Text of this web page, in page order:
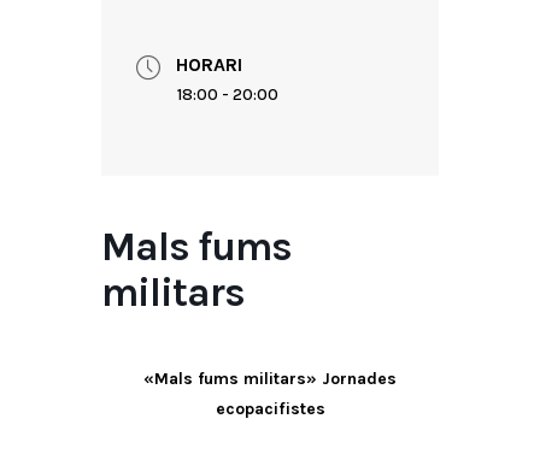
HORARI
18:00 - 20:00
Mals fums
militars
«Mals fums militars» Jornades
ecopacifistes